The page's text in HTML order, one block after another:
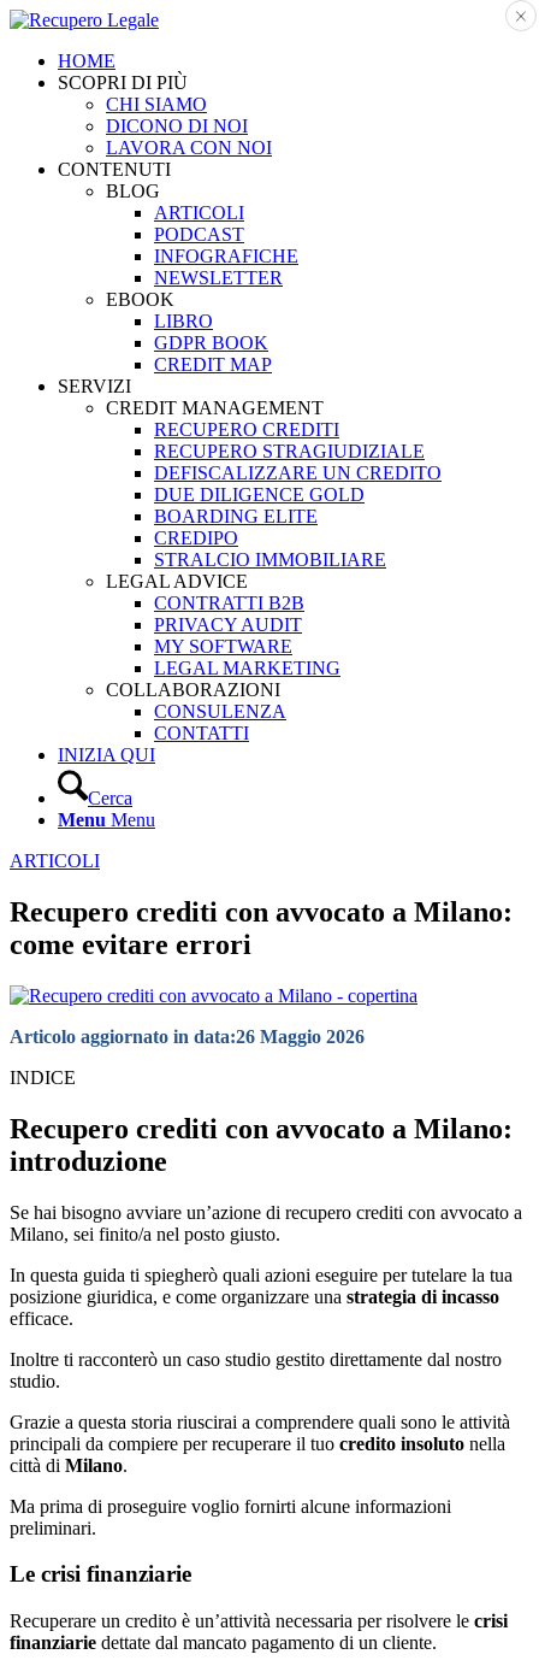
HOME
SCOPRI DI PIÙ
CHI SIAMO
DICONO DI NOI
LAVORA CON NOI
CONTENUTI
BLOG
ARTICOLI
PODCAST
INFOGRAFICHE
NEWSLETTER
EBOOK
LIBRO
GDPR BOOK
CREDIT MAP
SERVIZI
CREDIT MANAGEMENT
RECUPERO CREDITI
RECUPERO STRAGIUDIZIALE
DEFISCALIZZARE UN CREDITO
DUE DILIGENCE GOLD
BOARDING ELITE
CREDIPO
STRALCIO IMMOBILIARE
LEGAL ADVICE
CONTRATTI B2B
PRIVACY AUDIT
MY SOFTWARE
LEGAL MARKETING
COLLABORAZIONI
CONSULENZA
CONTATTI
INIZIA QUI
Cerca
Menu Menu
ARTICOLI
Recupero crediti con avvocato a Milano:
come evitare errori
Articolo aggiornato in data:26 Maggio 2026
INDICE
Recupero crediti con avvocato a Milano:
introduzione
Se hai bisogno avviare un’azione di recupero crediti con avvocato a
Milano, sei finito/a nel posto giusto.
In questa guida ti spiegherò quali azioni eseguire per tutelare la tua
posizione giuridica, e come organizzare una strategia di incasso
efficace.
Inoltre ti racconterò un caso studio gestito direttamente dal nostro
studio.
Grazie a questa storia riuscirai a comprendere quali sono le attività
principali da compiere per recuperare il tuo credito insoluto nella
città di Milano.
Ma prima di proseguire voglio fornirti alcune informazioni
preliminari.
Le crisi finanziarie
Recuperare un credito è un’attività necessaria per risolvere le crisi
finanziarie dettate dal mancato pagamento di un cliente.